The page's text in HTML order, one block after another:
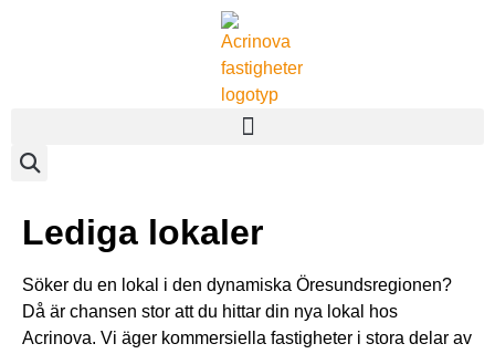
Lediga lokaler
Söker du en lokal i den dynamiska Öresundsregionen?
Då är chansen stor att du hittar din nya lokal hos
Acrinova. Vi äger kommersiella fastigheter i stora delar av